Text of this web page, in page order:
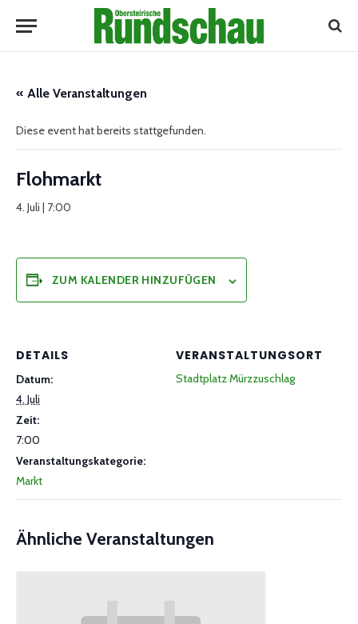
« Alle Veranstaltungen
Diese event hat bereits stattgefunden.
Flohmarkt
4. Juli | 7:00
ZUM KALENDER HINZUFÜGEN
DETAILS
Datum:
4. Juli
Zeit:
7:00
Veranstaltungskategorie:
Markt
VERANSTALTUNGSORT
Stadtplatz Mürzzuschlag
Ähnliche Veranstaltungen